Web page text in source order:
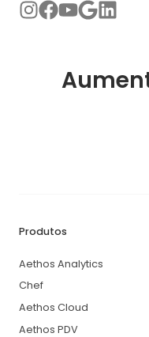
Produtos
Aethos Analytics
Chef
Aethos Cloud
Aethos PDV